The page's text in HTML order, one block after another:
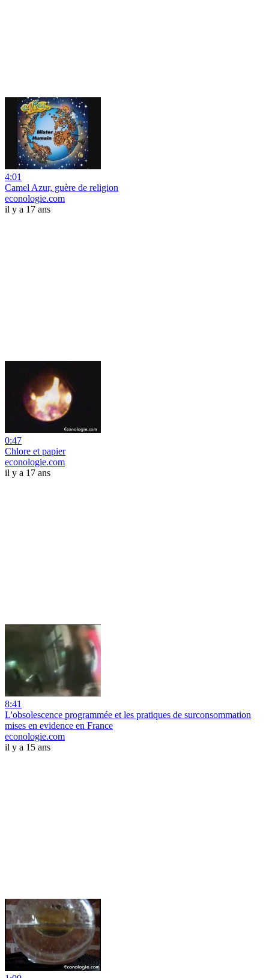
4:01
Camel Azur, guère de religion
econologie.com
il y a 17 ans
0:47
Chlore et papier
econologie.com
il y a 17 ans
8:41
L'obsolescence programmée et les pratiques de surconsommation
mises en evidence en France
econologie.com
il y a 15 ans